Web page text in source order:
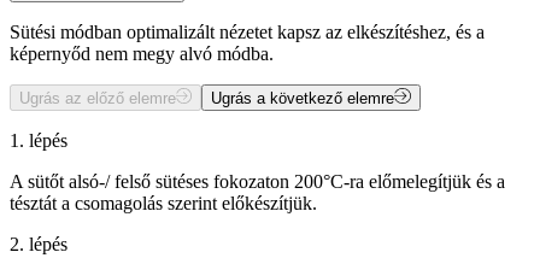
Sütési módban optimalizált nézetet kapsz az elkészítéshez, és a
képernyőd nem megy alvó módba.
Ugrás az előző elemre Ugrás a következő elemre
1. lépés
A sütőt alsó-/ felső sütéses fokozaton 200°C-ra előmelegítjük és a
tésztát a csomagolás szerint előkészítjük.
2. lépés